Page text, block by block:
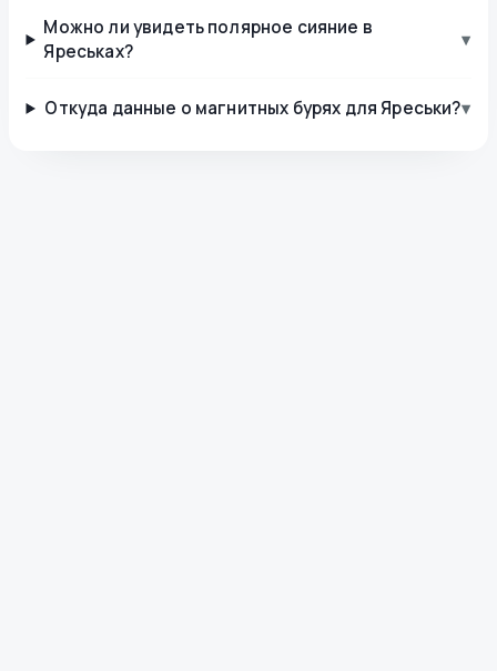
Можно ли увидеть полярное сияние в
Яреськах?
▾
Откуда данные о магнитных бурях для Яреськи?▾